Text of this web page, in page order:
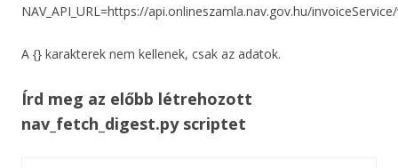
NAV_API_URL=https://api.onlineszamla.nav.gov.hu/
A {} karakterek nem kellenek, csak az adatok.
Írd meg az előbb létrehozott
nav_fetch_digest.py scriptet